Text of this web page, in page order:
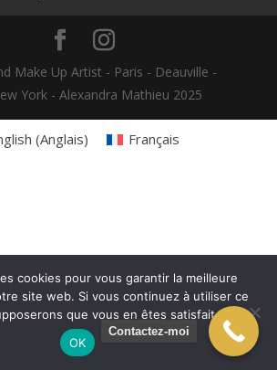
Make Up Artist - Paris - Deauville -
York - Alexandra Mathieu 2025
Contactez-moi
(Anglais) Français
cookies pour vous garantir la meilleure
site web. Si vous continuez à utiliser ce
que vous en êtes satisfait.
OK